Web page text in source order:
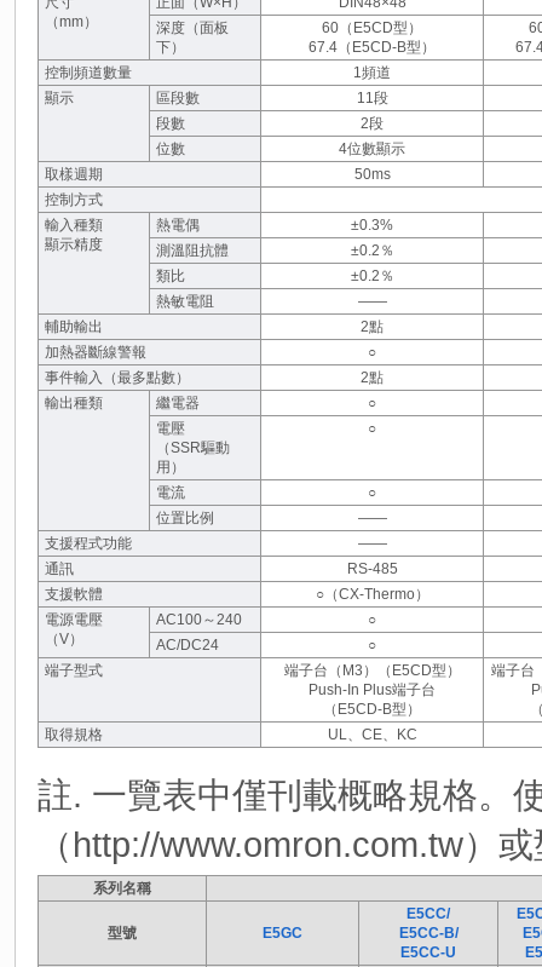
（mm）
深度（面板
下）
60（E5CD型）
67.4（E5CD-B型）
控制頻道數量
1頻道
顯示
區段數
11段
段數
2段
位數
4位數顯示
取樣週期
50ms
控制方式
輸入種類
顯示精度
熱電偶
±0.3%
測溫阻抗體
±0.2％
類比
±0.2％
熱敏電阻
――
輔助輸出
2點
加熱器斷線警報
○
事件輸入（最多點數）
2點
輸出種類
繼電器
○
電壓
（SSR驅動
用）
○
電流
○
位置比例
――
支援程式功能
――
通訊
RS-485
支援軟體
○（CX-Thermo）
電源電壓
（V）
AC100～240
○
AC/DC24
○
端子型式
端子台（M3）（E5CD型）
Push-In Plus端子台
（E5CD-B型）
端子台
取得規格
UL、CE、KC
註. 一覽表中僅刊載概略規格。
（http://www.omron.com.tw）
系列名稱
型號 E5GC
E5CC/
E5CC-B/
E5CC-U